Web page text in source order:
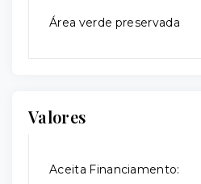
Área verde preservada
Valores
Aceita Financiamento: